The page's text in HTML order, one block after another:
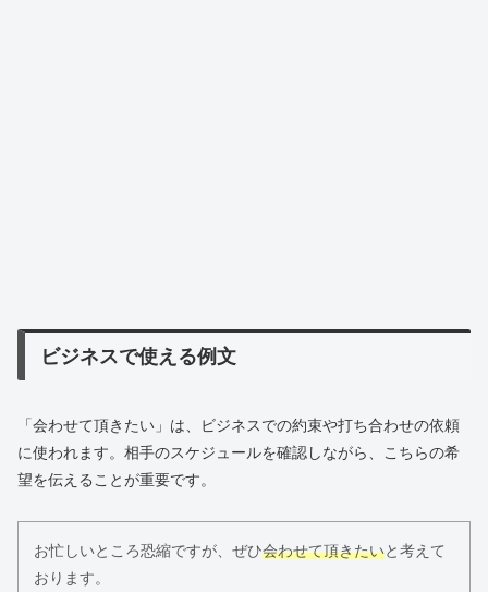
ビジネスで使える例文
「会わせて頂きたい」は、ビジネスでの約束や打ち合わせの依頼
に使われます。相手のスケジュールを確認しながら、こちらの希
望を伝えることが重要です。
お忙しいところ恐縮ですが、ぜひ会わせて頂きたいと考えて
おります。